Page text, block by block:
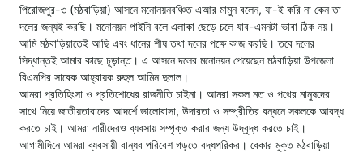
পিরোজপুর-৩ (মঠবাড়িয়া) আসনে মনোনয়নবঞ্চিত এআর মামুন বলেন, যা-ই করি না কেন তা
দলের জন্যই করছি। মনোনয়ন পাইনি বলে এলাকা ছেড়ে চলে যাব-এমনটা ভাবা ঠিক নয়।
আমি মঠবাড়িয়াতেই আছি এবং ধানের শীষ তথা দলের পক্ষে কাজ করছি। তবে দলের
সিদ্ধান্তই আমার কাছে চূড়ান্ত। এ আসনে দলের মনোনয়ন পেয়েছেন মঠবাড়িয়া উপজেলা
বিএনপির সাবেক আহ্বায়ক রুহুল আমিন দুলাল।
আমরা প্রতিহিংসা ও প্রতিশোধের রাজনীতি চাইনা। আমরা সকল মত ও পথের মানুষদের
সাথে নিয়ে জাতীয়তাবাদের আদর্শে ভালোবাসা, উদারতা ও সম্প্রীতির বন্ধনে সকলকে আবদ্ধ
করতে চাই। আমরা নারীদেরও ব্যবসায় সম্পৃক্ত করার জন্য উদ্বুদ্ধ করতে চাই।
আগামীদিনে আমরা ব্যবসায়ী বান্ধব পরিবেশ গড়তে বদ্ধপরিকর। বেকার মুক্ত মঠবাড়িয়া